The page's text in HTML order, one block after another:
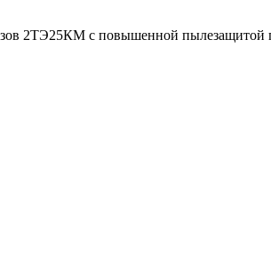
2ТЭ25КМ с повышенной пылезащитой